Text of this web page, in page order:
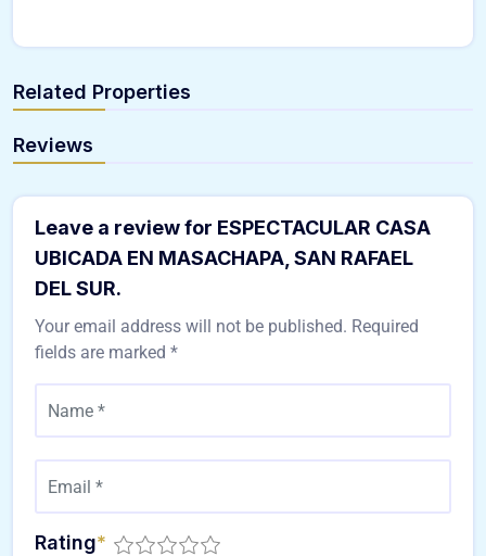
Related Properties
Reviews
Leave a review for ESPECTACULAR CASA
UBICADA EN MASACHAPA, SAN RAFAEL
DEL SUR.
Your email address will not be published. Required
fields are marked *
Rating*